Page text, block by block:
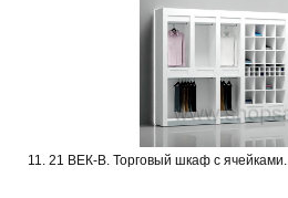
11. 21 ВЕК-В. Торговый шкаф с ячейками.